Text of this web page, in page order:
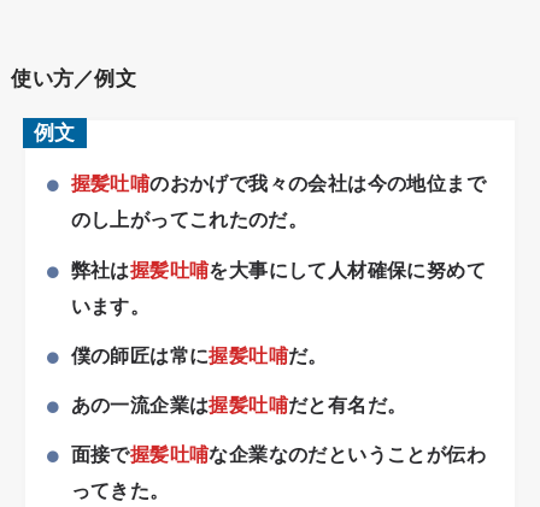
使い方／例文
例文
握髪吐哺のおかげで我々の会社は今の地位まで
のし上がってこれたのだ。
弊社は握髪吐哺を大事にして人材確保に努めて
います。
僕の師匠は常に握髪吐哺だ。
あの一流企業は握髪吐哺だと有名だ。
面接で握髪吐哺な企業なのだということが伝わ
ってきた。